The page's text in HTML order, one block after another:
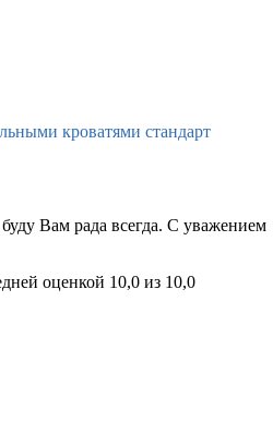
кроватями стандарт
Вам рада всегда. С уважением
оценкой 10,0 из 10,0